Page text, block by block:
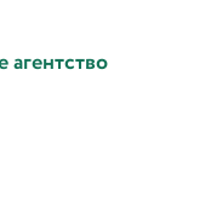
агентство